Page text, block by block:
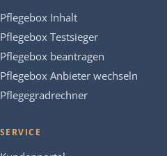
Pflegebox Inhalt
Pflegebox Testsieger
Pflegebox beantragen
Pflegebox Anbieter wechseln
Pflegegradrechner
SERVICE